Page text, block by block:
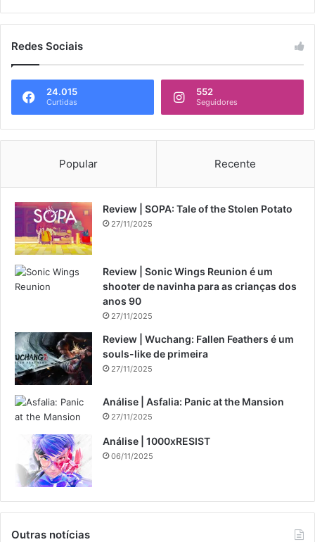
Redes Sociais
24.015
Curtidas
552
Seguidores
Popular Recente
Review | SOPA: Tale of the Stolen Potato
27/11/2025
Review | Sonic Wings Reunion é um
shooter de navinha para as crianças dos
anos 90
27/11/2025
Review | Wuchang: Fallen Feathers é um
souls-like de primeira
27/11/2025
Análise | Asfalia: Panic at the Mansion
27/11/2025
Análise | 1000xRESIST
06/11/2025
Outras notícias